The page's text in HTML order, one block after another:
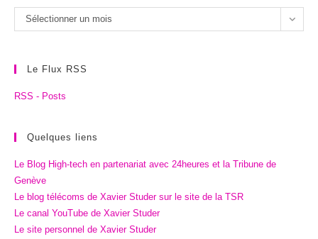
Les
archives
Sélectionner un mois
Le Flux RSS
RSS - Posts
Quelques liens
Le Blog High-tech en partenariat avec 24heures et la Tribune de
Genève
Le blog télécoms de Xavier Studer sur le site de la TSR
Le canal YouTube de Xavier Studer
Le site personnel de Xavier Studer